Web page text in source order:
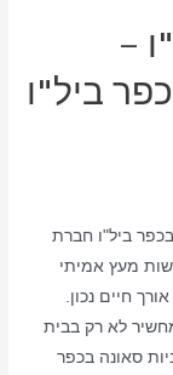
–
ביל"ו
ביל"ו חברת
מעץ אמיתי
חיים נכון.
לא רק בבית
סאונה בכפר